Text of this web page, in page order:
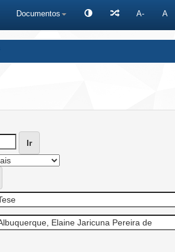
Documentos A- A